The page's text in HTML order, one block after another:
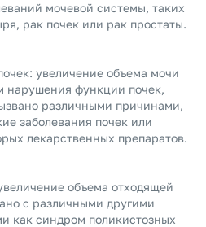
мочевой системы, таких
рак почек или рак простаты.
увеличение объема мочи
нарушения функции почек,
различными причинами,
заболевания почек или
лекарственных препаратов.
объема отходящей
с различными другими
как синдром поликистозных